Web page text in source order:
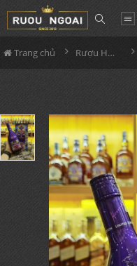
Trang chủ Rượu Hennessy